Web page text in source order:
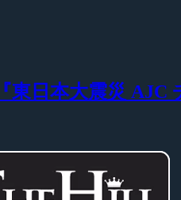
東日本大震災